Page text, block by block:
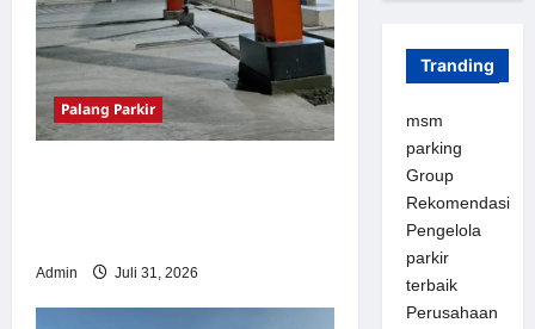
Palang Parkir
Admin Juli 31, 2026
Tranding
msm
parking
Group
Rekomendasi
Pengelola
parkir
terbaik
Perusahaan